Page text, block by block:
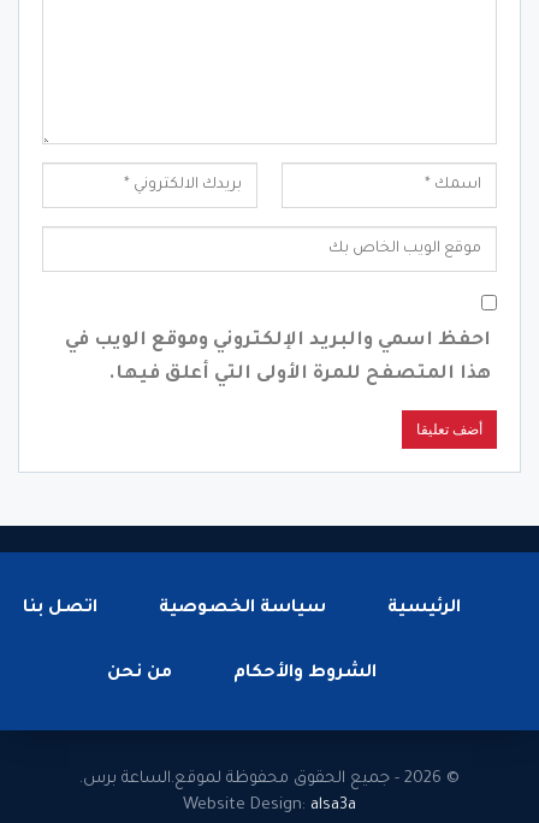
احفظ اسمي والبريد الإلكتروني وموقع الويب في
هذا المتصفح للمرة الأولى التي أعلق فيها.
الرئيسية سياسة الخصوصية اتصل بنا
الشروط والأحكام من نحن
© 2026 - جميع الحقوق محفوظة لموقع.الساعة برس.
Website Design: alsa3a